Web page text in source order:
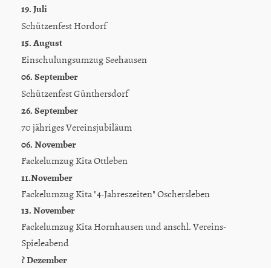
19. Juli
Schützenfest Hordorf
15. August
Einschulungsumzug Seehausen
06. September
Schützenfest Günthersdorf
26. September
70 jähriges Vereinsjubiläum
06. November
Fackelumzug Kita Ottleben
11.November
Fackelumzug Kita "4-Jahreszeiten" Oschersleben
13. November
Fackelumzug Kita Hornhausen und anschl. Vereins-
Spieleabend
? Dezember